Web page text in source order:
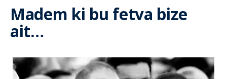
Madem ki bu fetva bize
ait…